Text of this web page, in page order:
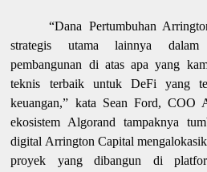
“Dana Pertumbuhan
strategis utama lainnya dalam
pembangunan di atas apa yang
teknis terbaik untuk DeFi yang
keuangan,” kata Sean Ford, COO
ekosistem Algorand tampaknya
digital Arrington Capital
proyek yang dibangun di